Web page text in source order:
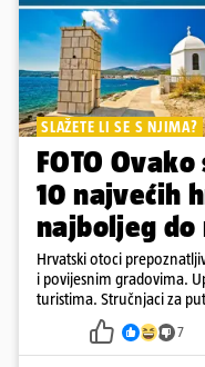
SLAŽETE LI SE S NJIMA?
FOTO
10 najvećih
najboljeg do
Hrvatski otoci
i povijesnim gradovima.
turistima. Stručnjaci za
rangirali ih
7